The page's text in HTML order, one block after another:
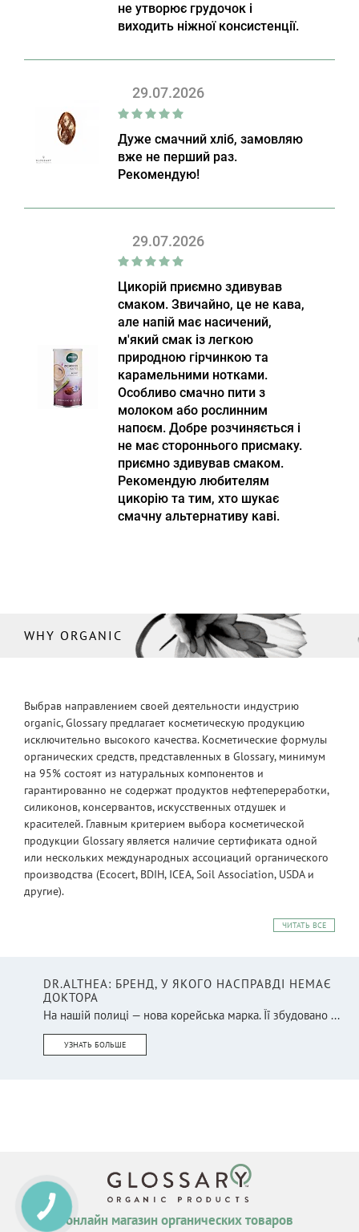
не утворює грудочок і
виходить ніжної консистенції.
29.07.2026
Дуже смачний хліб, замовляю
вже не перший раз.
Рекомендую!
29.07.2026
Цикорій приємно здивував
смаком. Звичайно, це не кава,
але напій має насичений,
м'який смак із легкою
природною гірчинкою та
карамельними нотками.
Особливо смачно пити з
молоком або рослинним
напоєм. Добре розчиняється і
не має стороннього присмаку.
приємно здивував смаком.
Рекомендую любителям
цикорію та тим, хто шукає
смачну альтернативу каві.
WHY ORGANIC
Выбрав направлением своей деятельности индустрию
organic, Glossary предлагает косметическую продукцию
исключительно высокого качества. Косметические формулы
органических средств, представленных в Glossary, минимум
на 95% состоят из натуральных компонентов и
гарантированно не содержат продуктов нефтепереработки,
силиконов, консервантов, искусственных отдушек и
красителей. Главным критерием выбора косметической
продукции Glossary является наличие сертификата одной
или нескольких международных ассоциаций органического
производства (Ecocert, BDIH, ICEA, Soil Association, USDA и
другие).
ЧИТАТЬ ВСЕ
DR.ALTHEA: БРЕНД, У ЯКОГО НАСПРАВДІ НЕМАЄ
ДОКТОРА
На нашій полиці — нова корейська марка. Її збудовано ...
УЗНАТЬ БОЛЬШЕ
онлайн магазин органических товаров
КНОПКА
СВЯЗИ